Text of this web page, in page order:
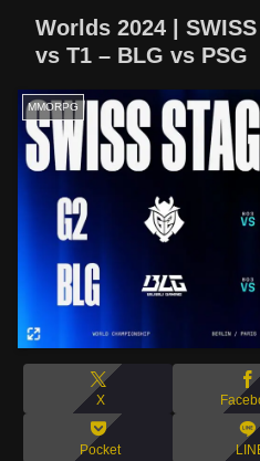
Worlds 2024 |
vs T1 – BLG vs PSG
MMORPG
X
Pocket